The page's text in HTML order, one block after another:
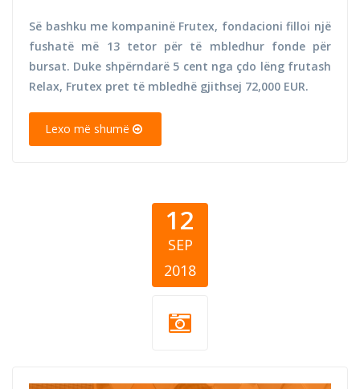
Së bashku me kompaninë Frutex, fondacioni filloi një
fushatë më 13 tetor për të mbledhur fonde për
bursat. Duke shpërndarë 5 cent nga çdo lëng frutash
Relax, Frutex pret të mbledhë gjithsej 72,000 EUR.
Lexo më shumë
12
SEP
2018